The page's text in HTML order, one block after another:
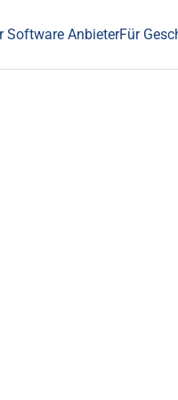
Software AnbieterFür